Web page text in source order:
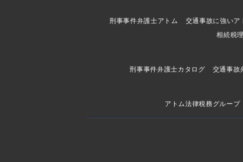
刑事事件弁護士アトム 交通事故に強いア
相続税
刑事事件弁護士カタログ 交通事故
アトム法律税務グループ